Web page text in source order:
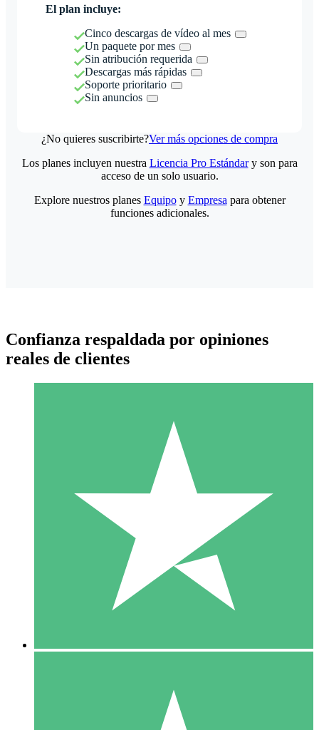
El plan incluye:
Cinco descargas de vídeo al mes
Un paquete por mes
Sin atribución requerida
Descargas más rápidas
Soporte prioritario
Sin anuncios
¿No quieres suscribirte?Ver más opciones de compra
Paquetes de Créditos Individuales
Paga según el uso con créditos de descarga. Sin compromiso
10 00
10 Descargas
20 00
Los planes incluyen nuestra Licencia Pro Estándary son para
acceso de un solo usuario.
Explore nuestros planes Equipoy Empresa para obtener
funciones adicionales.
Confianza respaldada por opiniones
reales de clientes